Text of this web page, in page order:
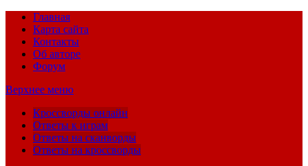
Главная
Карта сайта
Контакты
Об авторе
Форум
Верхнее меню
Кроссворды онлайн
Ответы к играм
Ответы на сканворды
Ответы на кроссворды